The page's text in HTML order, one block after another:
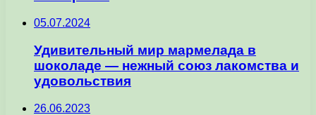
05.07.2024
Удивительный мир мармелада в
шоколаде — нежный союз лакомства и
удовольствия
26.06.2023